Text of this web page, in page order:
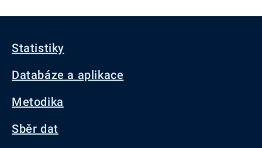
Statistiky
Databáze a aplikace
Metodika
Sběr dat